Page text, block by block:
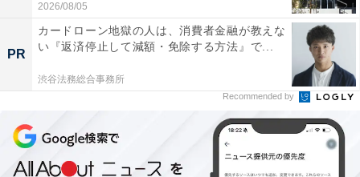
2026/08/05
PR
カードローン地獄の人は、消費者金融が教えな
い『返済停止して減額・免除する方法』で...
渋谷法務総合事務所
Recommended by